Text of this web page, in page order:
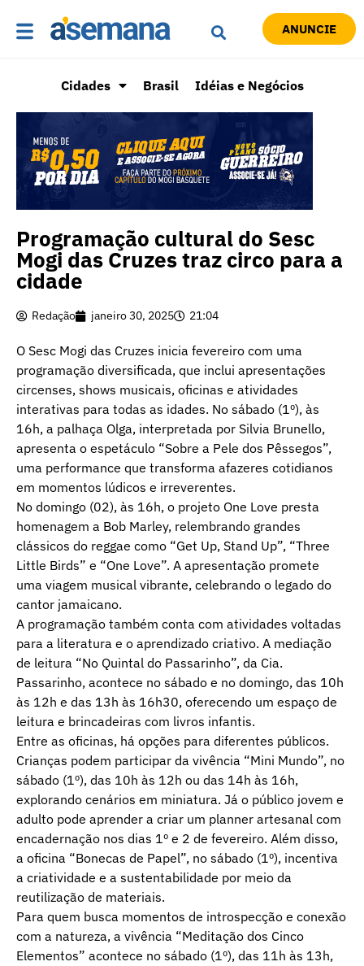
ANUNCIE
Cidades Brasil Idéias e Negócios
Programação cultural do Sesc
Mogi das Cruzes traz circo para a
cidade
Redação janeiro 30, 2025 21:04
O Sesc Mogi das Cruzes inicia fevereiro com uma
programação diversificada, que inclui apresentações
circenses, shows musicais, oficinas e atividades
interativas para todas as idades. No sábado (1º), às
16h, a palhaça Olga, interpretada por Silvia Brunello,
apresenta o espetáculo “Sobre a Pele dos Pêssegos”,
uma performance que transforma afazeres cotidianos
em momentos lúdicos e irreverentes.
No domingo (02), às 16h, o projeto One Love presta
homenagem a Bob Marley, relembrando grandes
clássicos do reggae como “Get Up, Stand Up”, “Three
Little Birds” e “One Love”. A apresentação promete
uma viagem musical vibrante, celebrando o legado do
cantor jamaicano.
A programação também conta com atividades voltadas
para a literatura e o aprendizado criativo. A mediação
de leitura “No Quintal do Passarinho”, da Cia.
Passarinho, acontece no sábado e no domingo, das 10h
às 12h e das 13h às 16h30, oferecendo um espaço de
leitura e brincadeiras com livros infantis.
Entre as oficinas, há opções para diferentes públicos.
Crianças podem participar da vivência “Mini Mundo”, no
sábado (1º), das 10h às 12h ou das 14h às 16h,
explorando cenários em miniatura. Já o público jovem e
adulto pode aprender a criar um planner artesanal com
encadernação nos dias 1º e 2 de fevereiro. Além disso,
a oficina “Bonecas de Papel”, no sábado (1º), incentiva
a criatividade e a sustentabilidade por meio da
reutilização de materiais.
Para quem busca momentos de introspecção e conexão
com a natureza, a vivência “Meditação dos Cinco
Elementos” acontece no sábado (1º), das 11h às 13h,